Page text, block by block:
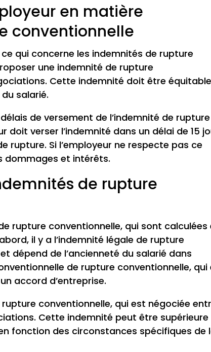
en matière
conventionnelle
qui concerne les indemnités de rupture
une indemnité de rupture
Cette indemnité doit être
salarié.
de versement de l’indemnité de rupture
doit verser l’indemnité dans un délai de 15
rupture. Si l’employeur ne respecte pas ce
dommages et intérêts.
de rupture
rupture conventionnelle, qui sont calculées
il y a l’indemnité légale de rupture
dépend de l’ancienneté du salarié dans
de rupture conventionnelle, qui
accord d’entreprise.
conventionnelle, qui est négociée
Cette indemnité peut être supérieure
fonction des circonstances spécifiques de